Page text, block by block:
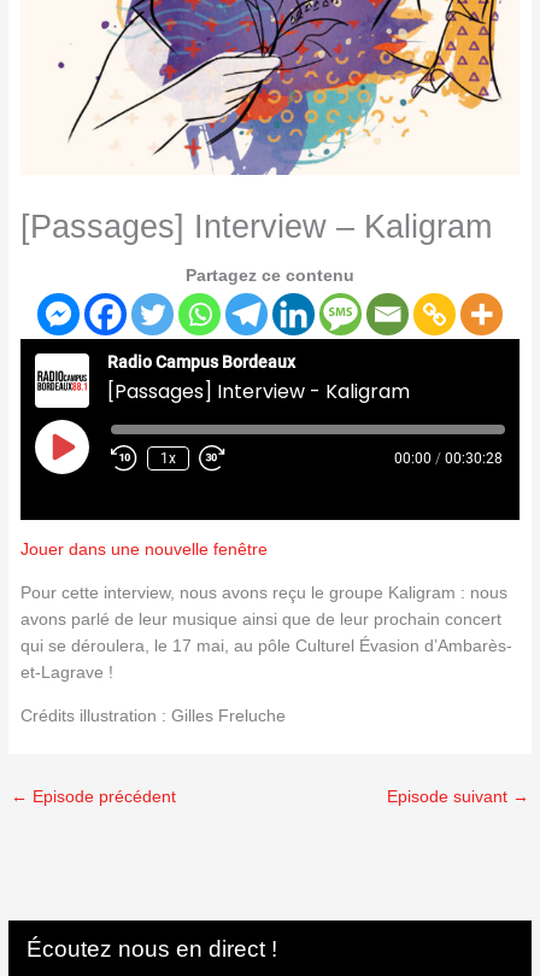
[Passages] Interview – Kaligram
Partagez ce contenu
Radio Campus Bordeaux
[Passages] Interview - Kaligram
Play
Episode
1x 00:00 / 00:30:28
Jouer dans une nouvelle fenêtre
Pour cette interview, nous avons reçu le groupe Kaligram : nous
avons parlé de leur musique ainsi que de leur prochain concert
qui se déroulera, le 17 mai, au pôle Culturel Évasion d’Ambarès-
et-Lagrave !
Crédits illustration : Gilles Freluche
← Episode précédent Episode suivant →
Écoutez nous en direct !